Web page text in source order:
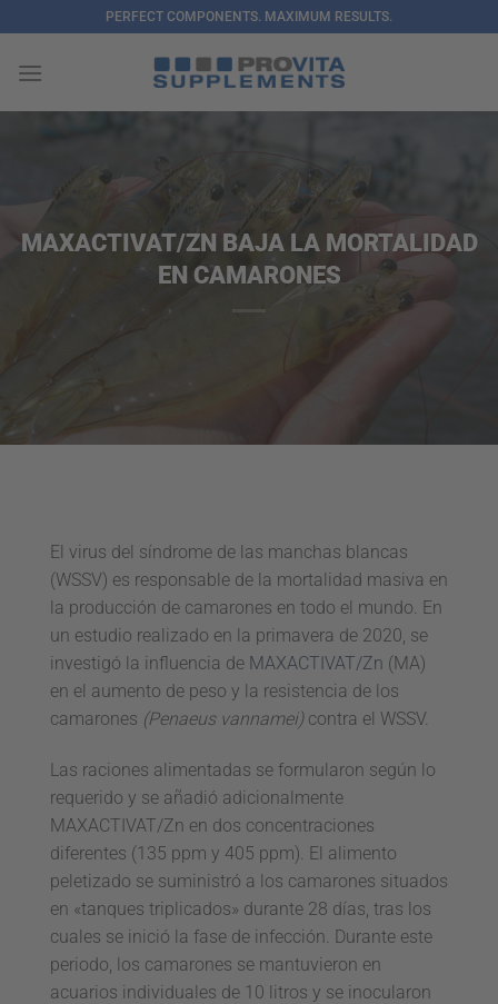
al
contenido
PERFECT COMPONENTS. MAXIMUM RESULTS.
MAXACTIVAT/ZN BAJA LA MORTALIDAD
EN CAMARONES
El virus del síndrome de las manchas blancas
(WSSV) es responsable de la mortalidad masiva en
la producción de camarones en todo el mundo. En
un estudio realizado en la primavera de 2020, se
investigó la influencia de MAXACTIVAT/Zn (MA)
en el aumento de peso y la resistencia de los
camarones (Penaeus vannamei)contra el WSSV.
Las raciones alimentadas se formularon según lo
requerido y se añadió adicionalmente
MAXACTIVAT/Zn en dos concentraciones
diferentes (135 ppm y 405 ppm). El alimento
peletizado se suministró a los camarones situados
en «tanques triplicados» durante 28 días, tras los
cuales se inició la fase de infección. Durante este
periodo, los camarones se mantuvieron en
acuarios individuales de 10 litros y se inocularon